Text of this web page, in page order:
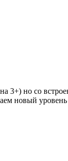
на 3+) но со
новый уровень